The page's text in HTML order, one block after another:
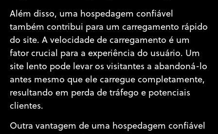
Além disso, uma hospedagem confiável
também contribui para um carregamento rápido
do site. A velocidade de carregamento é um
fator crucial para a experiência do usuário. Um
site lento pode levar os visitantes a abandoná-lo
antes mesmo que ele carregue completamente,
resultando em perda de tráfego e potenciais
clientes.
Outra vantagem de uma hospedagem confiável